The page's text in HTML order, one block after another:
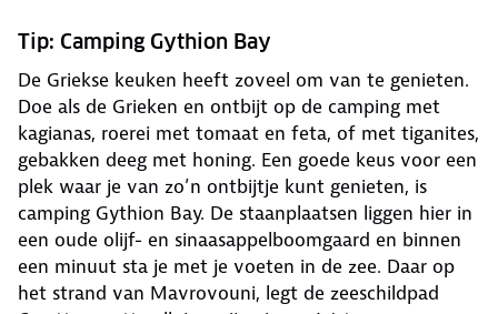
Tip: Camping Gythion Bay
De Griekse keuken heeft zoveel om van te genieten.
Doe als de Grieken en ontbijt op de camping met
kagianas, roerei met tomaat en feta, of met tiganites,
gebakken deeg met honing. Een goede keus voor een
plek waar je van zo’n ontbijtje kunt genieten, is
camping Gythion Bay. De staanplaatsen liggen hier in
een oude olijf- en sinaasappelboomgaard en binnen
een minuut sta je met je voeten in de zee. Daar op
het strand van Mavrovouni, legt de zeeschildpad